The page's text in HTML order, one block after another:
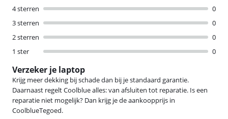
4 sterren
0
3 sterren
0
2 sterren
0
1 ster
0
Verzeker je laptop
Krijg meer dekking bij schade dan bij je standaard garantie.
Daarnaast regelt Coolblue alles: van afsluiten tot reparatie. Is een
reparatie niet mogelijk? Dan krijg je de aankoopprijs in
CoolblueTegoed.